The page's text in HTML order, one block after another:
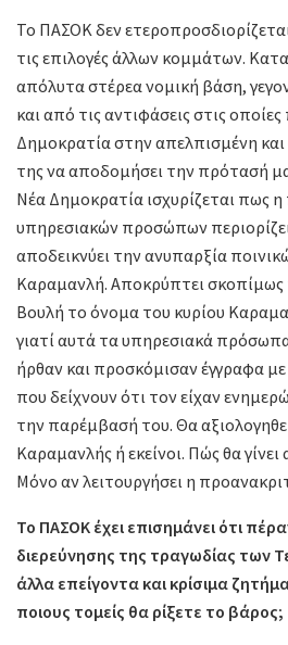
Το ΠΑΣΟΚ δεν
τις επιλογές άλλων κομμάτων.
απόλυτα στέρεα νομική βάση,
και από τις αντιφάσεις στις
Δημοκρατία στην απελπισμένη
της να αποδομήσει την πρότασή
Νέα Δημοκρατία ισχυρίζεται πως
υπηρεσιακών προσώπων
αποδεικνύει την ανυπαρξία
Καραμανλή. Αποκρύπτει
Βουλή το όνομα του κυρίου
γιατί αυτά τα υπηρεσιακά
ήρθαν και προσκόμισαν έγγραφα
που δείχνουν ότι τον είχαν
την παρέμβασή του. Θα
Καραμανλής ή εκείνοι. Πώς θα
Μόνο αν λειτουργήσει η
Το ΠΑΣΟΚ έχει επισημάνει ότι
διερεύνησης της τραγωδίας των
άλλα επείγοντα και κρίσιμα
ποιους τομείς θα ρίξετε το βάρος;